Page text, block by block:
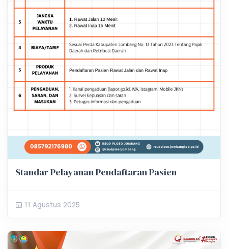
Standar Pelayanan Pendaftaran Pasien
11 Agustus 2025